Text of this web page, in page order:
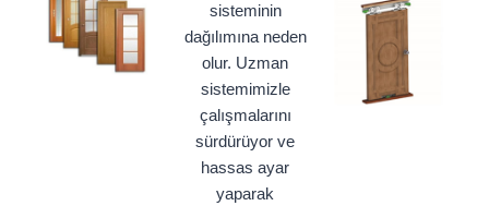
sisteminin
dağılımına neden
olur. Uzman
sistemimizle
çalışmalarını
sürdürüyor ve
hassas ayar
yaparak